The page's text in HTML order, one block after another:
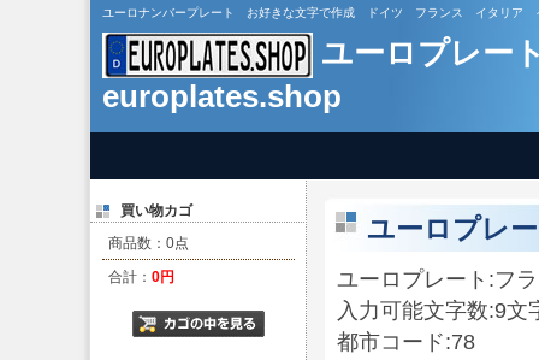
ユーロナンバープレート お好きな文字で作成 ドイツ フランス イタリア
ユーロプレー
europlates.shop
買い物カゴ
商品数：0点
合計： 0円
ユーロプレ
ユーロプレート:フ
入力可能文字数:9文
都市コード:78